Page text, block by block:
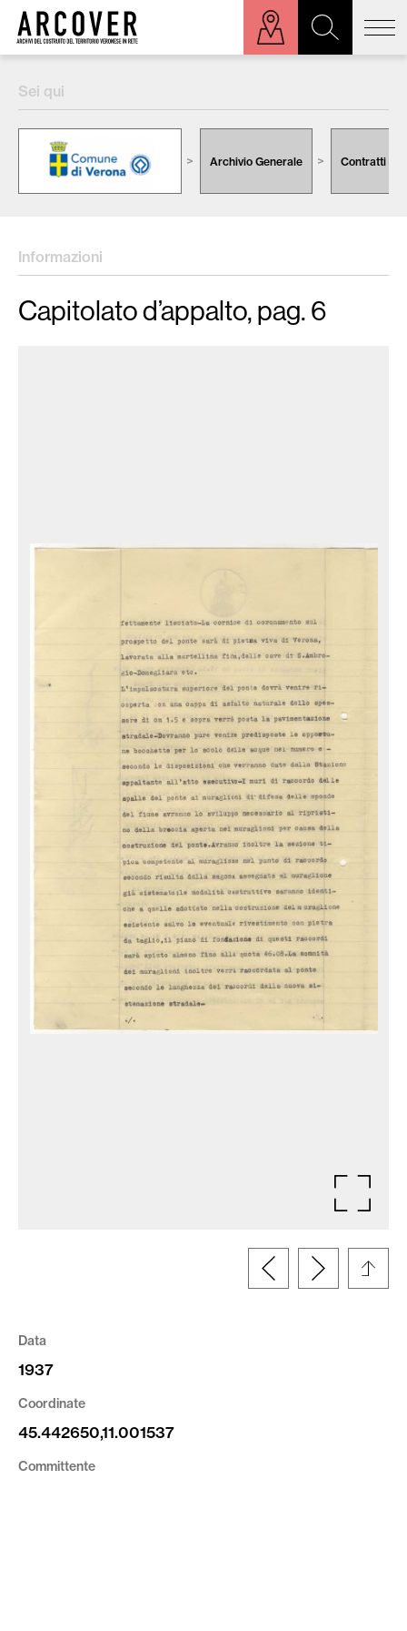
sulla mappa
Cerca:
Sei qui
Archivio Generale Contratti
Informazioni
Capitolato d’appalto, pag. 6
Data
1937
Coordinate
45.442650,11.001537
Committente